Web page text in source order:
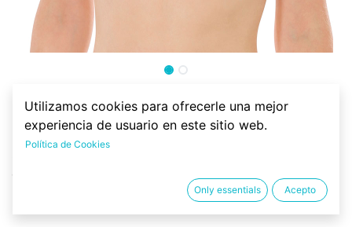
Sujetador sin aro algodón
orgánico, rayas
elastan. Muy cómodo y agradable.
Utilizamos cookies para ofrecerle una mejor
experiencia de usuario en este sitio web.
Política de Cookies
Only essentials Acepto